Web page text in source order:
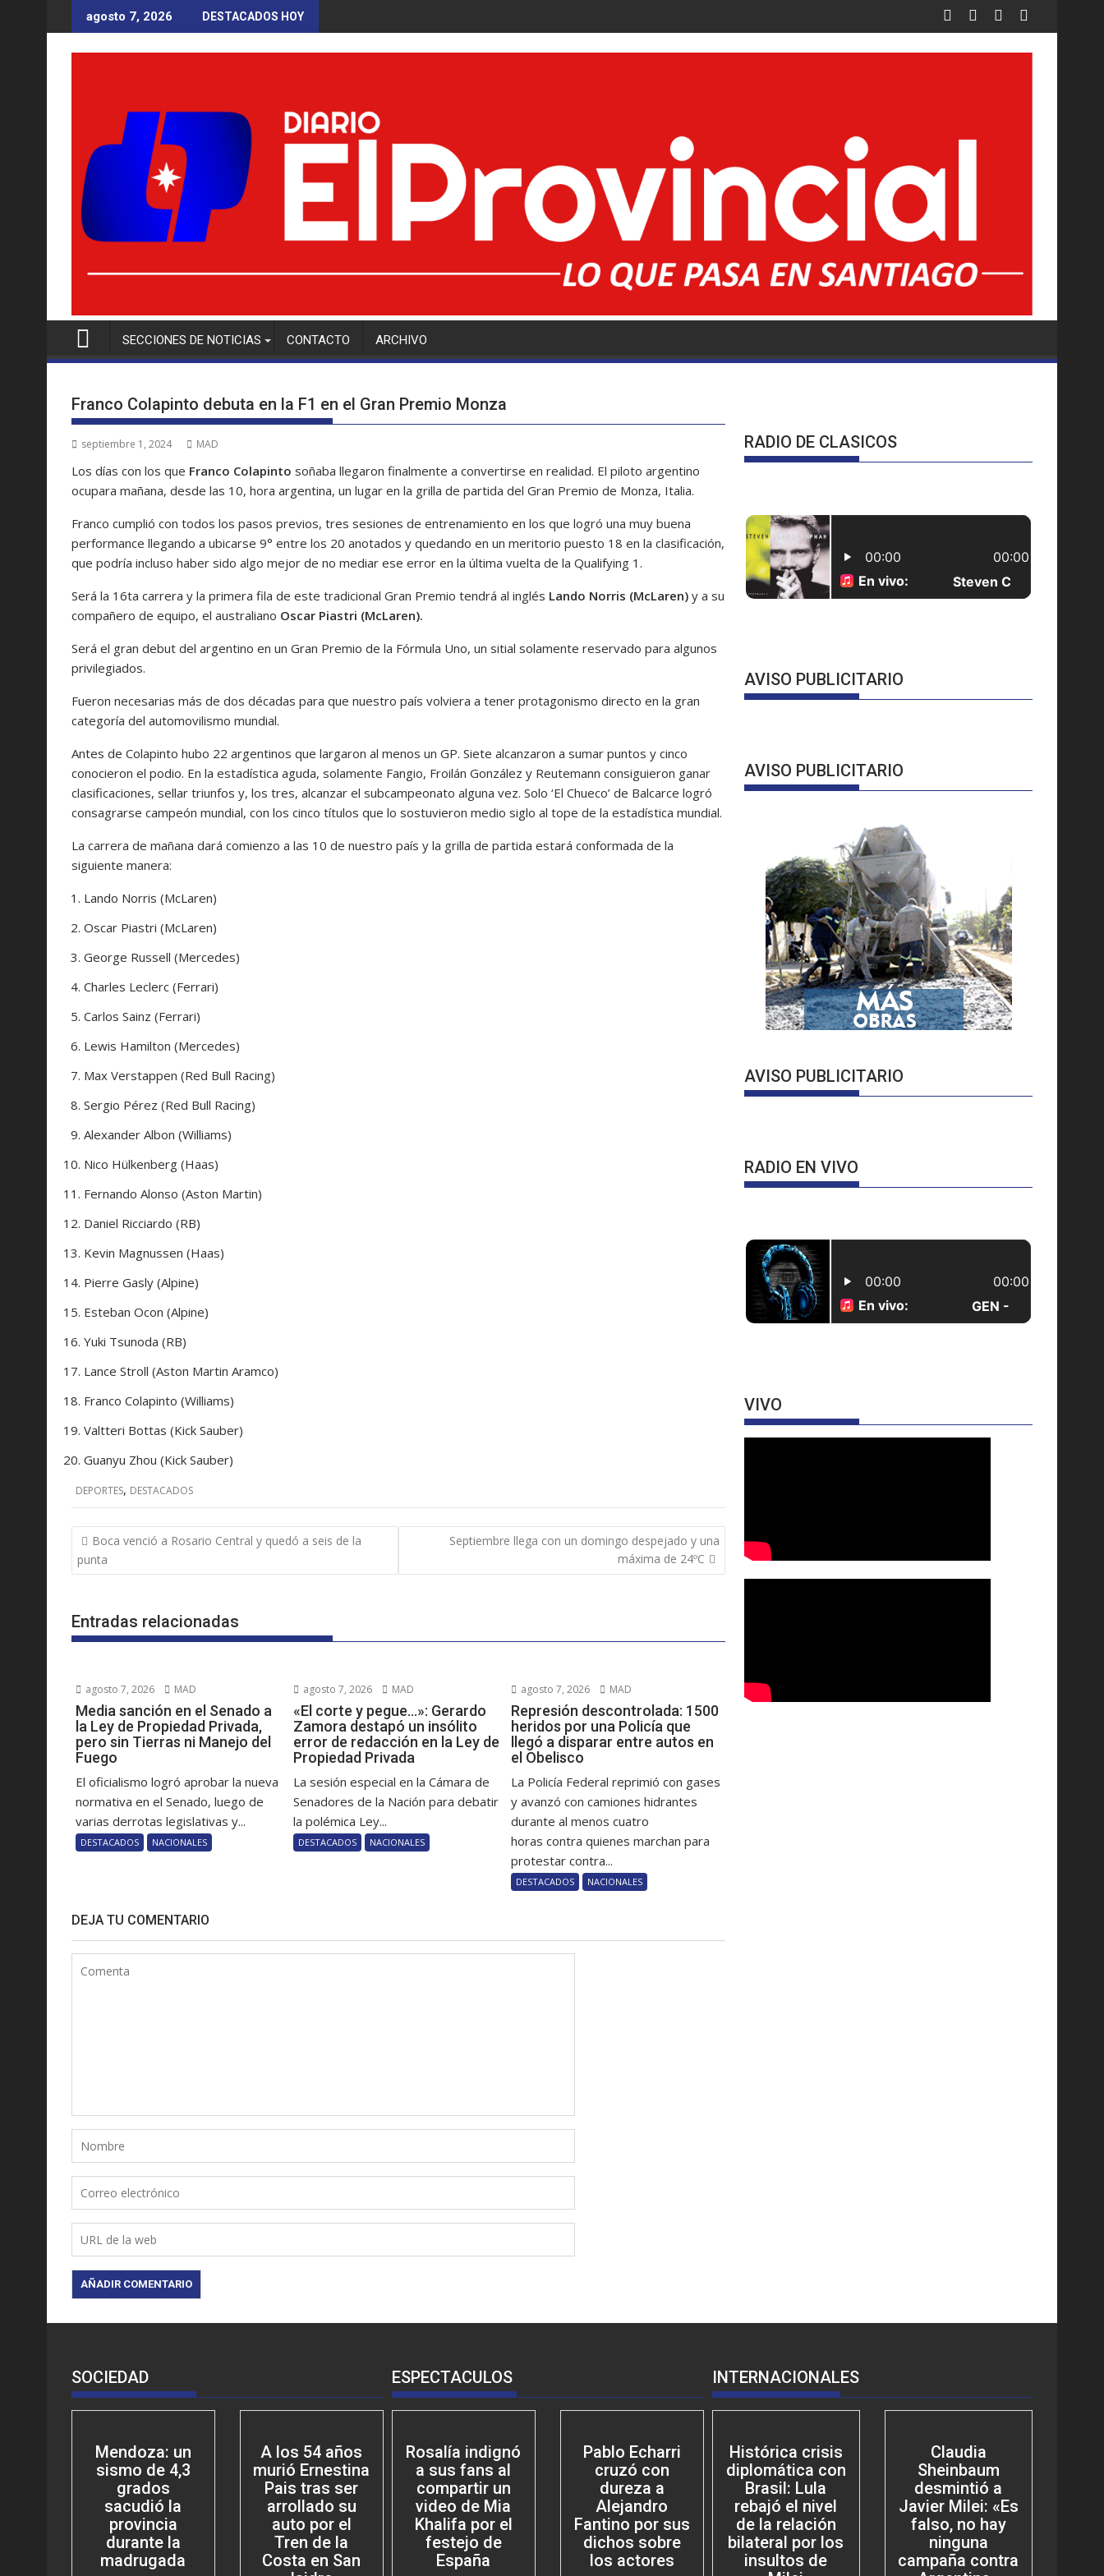
al
contenido
agosto 7, 2026 DESTACADOS HOY
SECCIONES DE NOTICIAS CONTACTO ARCHIVO
Franco Colapinto debuta en la F1 en el Gran Premio Monza
septiembre 1, 2024 MAD
Los días con los que Franco Colapinto soñaba llegaron finalmente a convertirse en realidad. El piloto argentino
ocupara mañana, desde las 10, hora argentina, un lugar en la grilla de partida del Gran Premio de Monza, Italia.
Franco cumplió con todos los pasos previos, tres sesiones de entrenamiento en los que logró una muy buena
performance llegando a ubicarse 9° entre los 20 anotados y quedando en un meritorio puesto 18 en la clasificación,
que podría incluso haber sido algo mejor de no mediar ese error en la última vuelta de la Qualifying 1.
Será la 16ta carrera y la primera fila de este tradicional Gran Premio tendrá al inglés Lando Norris (McLaren) y a su
compañero de equipo, el australiano Oscar Piastri (McLaren).
Será el gran debut del argentino en un Gran Premio de la Fórmula Uno, un sitial solamente reservado para algunos
privilegiados.
Fueron necesarias más de dos décadas para que nuestro país volviera a tener protagonismo directo en la gran
categoría del automovilismo mundial.
Antes de Colapinto hubo 22 argentinos que largaron al menos un GP. Siete alcanzaron a sumar puntos y cinco
conocieron el podio. En la estadística aguda, solamente Fangio, Froilán González y Reutemann consiguieron ganar
clasificaciones, sellar triunfos y, los tres, alcanzar el subcampeonato alguna vez. Solo ‘El Chueco’ de Balcarce logró
consagrarse campeón mundial, con los cinco títulos que lo sostuvieron medio siglo al tope de la estadística mundial.
La carrera de mañana dará comienzo a las 10 de nuestro país y la grilla de partida estará conformada de la
siguiente manera:
Lando Norris (McLaren)
Oscar Piastri (McLaren)
George Russell (Mercedes)
Charles Leclerc (Ferrari)
Carlos Sainz (Ferrari)
Lewis Hamilton (Mercedes)
Max Verstappen (Red Bull Racing)
Sergio Pérez (Red Bull Racing)
Alexander Albon (Williams)
Nico Hülkenberg (Haas)
Fernando Alonso (Aston Martin)
Daniel Ricciardo (RB)
Kevin Magnussen (Haas)
Pierre Gasly (Alpine)
Esteban Ocon (Alpine)
Yuki Tsunoda (RB)
Lance Stroll (Aston Martin Aramco)
Franco Colapinto (Williams)
Valtteri Bottas (Kick Sauber)
Guanyu Zhou (Kick Sauber)
DEPORTES, DESTACADOS
Navegación
de
entradas
Boca venció a Rosario Central y quedó a seis de la
punta
Septiembre llega con un domingo despejado y una
máxima de 24ºC
Entradas relacionadas
agosto 7, 2026 MAD
Media sanción en el Senado a
la Ley de Propiedad Privada,
pero sin Tierras ni Manejo del
Fuego
El oficialismo logró aprobar la nueva
normativa en el Senado, luego de
varias derrotas legislativas y...
DESTACADOS NACIONALES
agosto 7, 2026 MAD
«El corte y pegue…»: Gerardo
Zamora destapó un insólito
error de redacción en la Ley de
Propiedad Privada
La sesión especial en la Cámara de
Senadores de la Nación para debatir
la polémica Ley...
DESTACADOS NACIONALES
agosto 7, 2026 MAD
Represión descontrolada: 1500
heridos por una Policía que
llegó a disparar entre autos en
el Obelisco
La Policía Federal reprimió con gases
y avanzó con camiones hidrantes
durante al menos cuatro
horas contra quienes marchan para
protestar contra...
DESTACADOS NACIONALES
DEJA TU COMENTARIO
RADIO DE CLASICOS
AVISO PUBLICITARIO
AVISO PUBLICITARIO
AVISO PUBLICITARIO
RADIO EN VIVO
VIVO
SOCIEDAD
Mendoza: un
sismo de 4,3
grados
sacudió la
provincia
durante la
madrugada
A los 54 años
murió Ernestina
Pais tras ser
arrollado su
auto por el
Tren de la
Costa en San
ESPECTACULOS
Rosalía indignó
a sus fans al
compartir un
video de Mia
Khalifa por el
festejo de
España
Pablo Echarri
cruzó con
dureza a
Alejandro
Fantino por sus
dichos sobre
los actores
INTERNACIONALES
Histórica crisis
diplomática con
Brasil: Lula
rebajó el nivel
de la relación
bilateral por los
insultos de
Claudia
Sheinbaum
desmintió a
Javier Milei: «Es
falso, no hay
ninguna
campaña contra